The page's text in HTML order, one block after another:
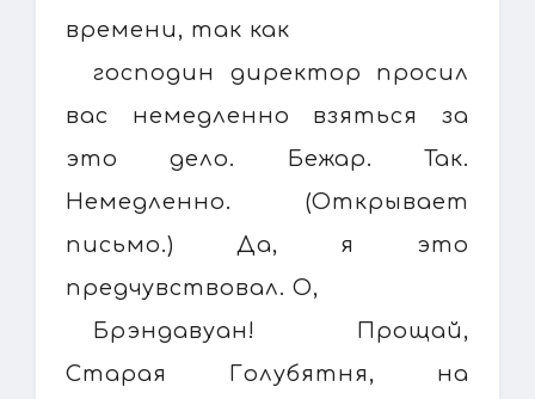
времени, так как
господин директор просил
вас немедленно взяться за
это дело. Бежар. Так.
Немедленно. (Открывает
письмо.) Да, я это
предчувствовал. О,
Брэндавуан! Прощай,
Старая Голубятня, на